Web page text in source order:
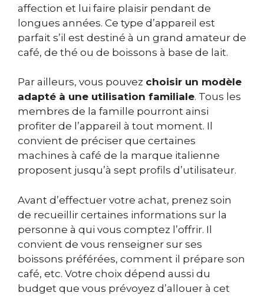
affection et lui faire plaisir pendant de
longues années. Ce type d’appareil est
parfait s’il est destiné à un grand amateur de
café, de thé ou de boissons à base de lait.
Par ailleurs, vous pouvez choisir un modèle
adapté à une utilisation familiale. Tous les
membres de la famille pourront ainsi
profiter de l’appareil à tout moment. Il
convient de préciser que certaines
machines à café de la marque italienne
proposent jusqu’à sept profils d’utilisateur.
Avant d’effectuer votre achat, prenez soin
de recueillir certaines informations sur la
personne à qui vous comptez l’offrir. Il
convient de vous renseigner sur ses
boissons préférées, comment il prépare son
café, etc. Votre choix dépend aussi du
budget que vous prévoyez d’allouer à cet